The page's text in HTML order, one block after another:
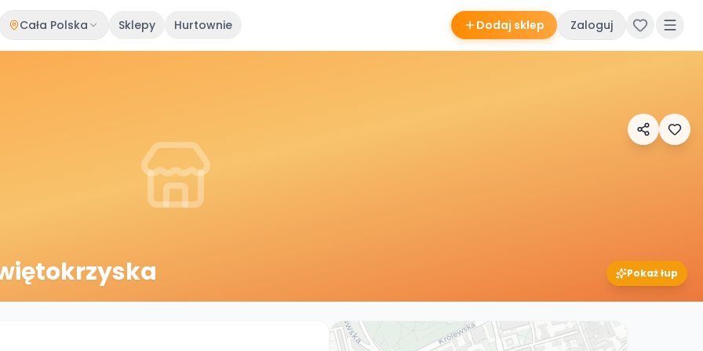
Cała Polska Sklepy Hurtownie Dodaj sklep Zaloguj
Pokaż łup